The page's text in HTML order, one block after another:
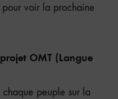
voir la prochaine
OMT (Langue
peuple sur la